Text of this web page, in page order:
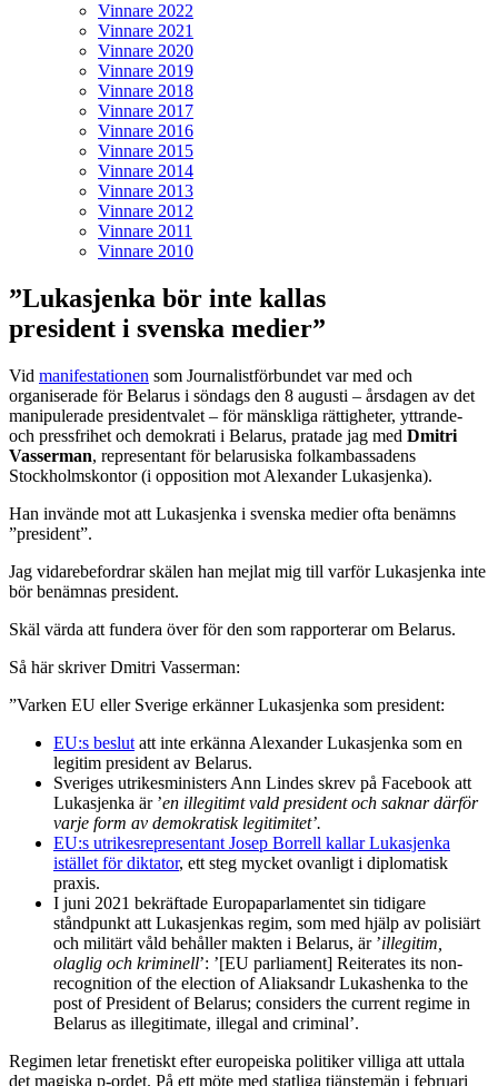
Vinnare 2022
Vinnare 2021
Vinnare 2020
Vinnare 2019
Vinnare 2018
Vinnare 2017
Vinnare 2016
Vinnare 2015
Vinnare 2014
Vinnare 2013
Vinnare 2012
Vinnare 2011
Vinnare 2010
”Lukasjenka bör inte kallas
president i svenska medier”
Vid manifestationen som Journalistförbundet var med och
organiserade för Belarus i söndags den 8 augusti – årsdagen av det
manipulerade presidentvalet – för mänskliga rättigheter, yttrande-
och pressfrihet och demokrati i Belarus, pratade jag med Dmitri
Vasserman, representant för belarusiska folkambassadens
Stockholmskontor (i opposition mot Alexander Lukasjenka).
Han invände mot att Lukasjenka i svenska medier ofta benämns
”president”.
Jag vidarebefordrar skälen han mejlat mig till varför Lukasjenka inte
bör benämnas president.
Skäl värda att fundera över för den som rapporterar om Belarus.
Så här skriver Dmitri Vasserman:
”Varken EU eller Sverige erkänner Lukasjenka som president:
EU:s beslut att inte erkänna Alexander Lukasjenka som en
legitim president av Belarus.
Sveriges utrikesministers Ann Lindes skrev på Facebook att
Lukasjenka är ’en illegitimt vald president och saknar därför
varje form av demokratisk legitimitet’.
EU:s utrikesrepresentant Josep Borrell kallar Lukasjenka
istället för diktator, ett steg mycket ovanligt i diplomatisk
praxis.
I juni 2021 bekräftade Europaparlamentet sin tidigare
ståndpunkt att Lukasjenkas regim, som med hjälp av polisiärt
och militärt våld behåller makten i Belarus, är ’illegitim,
olaglig och kriminell’: ’[EU parliament] Reiterates its non-
recognition of the election of Aliaksandr Lukashenka to the
post of President of Belarus; considers the current regime in
Belarus as illegitimate, illegal and criminal’.
Regimen letar frenetiskt efter europeiska politiker villiga att uttala
det magiska p-ordet. På ett möte med statliga tjänstemän i februari